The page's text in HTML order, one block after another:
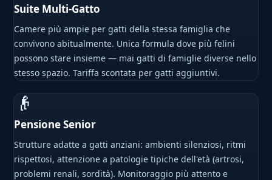
Suite Multi-Gatto
Camere più ampie per gatti della stessa famiglia che
convivono abitualmente. Unica formula dove più felini
possono stare insieme — mai gatti di famiglie diverse nello
stesso spazio. Tariffa scontata per gatti aggiuntivi.
👴
Pensione Senior
Strutture adatte a gatti anziani: ambienti silenziosi, ritmi
rispettosi, attenzione a patologie tipiche dell'età (artrosi,
problemi renali, sordità). Monitoraggio più attento e